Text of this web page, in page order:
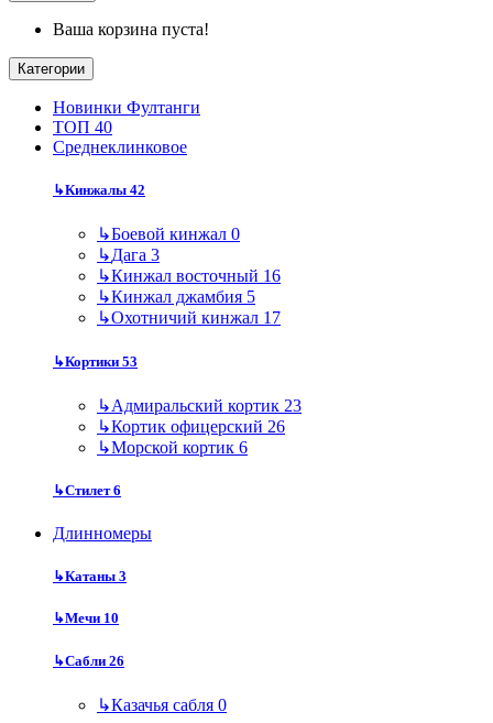
Ваша корзина пуста!
Категории
Новинки Фултанги
ТОП 40
Среднеклинковое
↳Кинжалы 42
↳Боевой кинжал 0
↳Дага 3
↳Кинжал восточный 16
↳Кинжал джамбия 5
↳Охотничий кинжал 17
↳Кортики 53
↳Адмиральский кортик 23
↳Кортик офицерский 26
↳Морской кортик 6
↳Стилет6
Длинномеры
↳Катаны 3
↳Мечи 10
↳Сабли 26
↳Казачья сабля 0